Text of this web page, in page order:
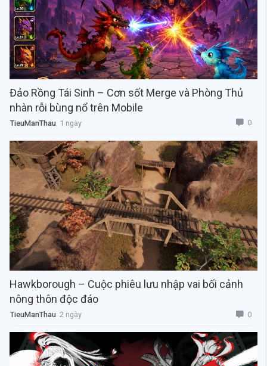
Đảo Rồng Tái Sinh – Cơn sốt Merge và Phòng Thủ
nhàn rỗi bùng nổ trên Mobile
TieuManThau 1 ngày 0
Hawkborough – Cuộc phiêu lưu nhập vai bối cảnh
nông thôn độc đáo
TieuManThau 2 ngày 0